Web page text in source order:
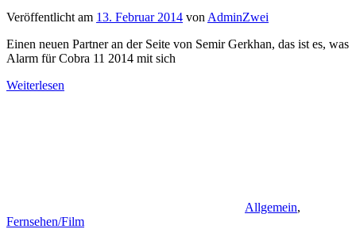
Veröffentlicht am 13. Februar 2014 von AdminZwei
Einen neuen Partner an der Seite von Semir Gerkhan, das ist es, was
Alarm für Cobra 11 2014 mit sich
Weiterlesen
Allgemein,
Fernsehen/Film